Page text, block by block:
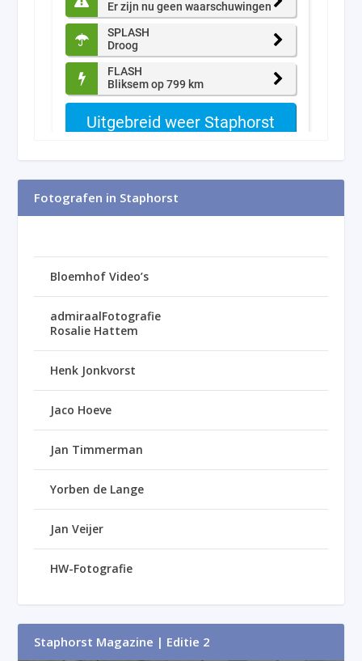
Fotografen in Staphorst
Bloemhof Video’s
admiraalFotografie
Rosalie Hattem
Henk Jonkvorst
Jaco Hoeve
Jan Timmerman
Yorben de Lange
Jan Veijer
HW-Fotografie
Staphorst Magazine | Editie 2